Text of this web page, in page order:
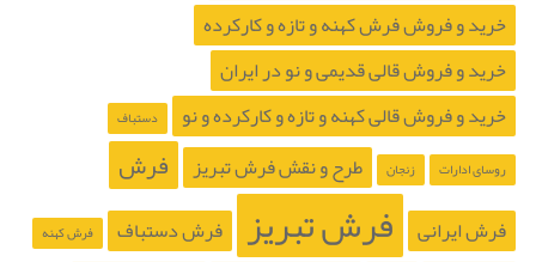
خرید و فروش فرش کهنه و تازه و کارکرده
خرید و فروش قالی قدیمی و نو در ایران
خرید و فروش قالی کهنه و تازه و کارکرده و نو
دستباف
روسای ادارات زنجان طرح و نقش فرش تبریز فرش
فرش ایرانی فرش تبریز فرش دستباف
فرش کهنه